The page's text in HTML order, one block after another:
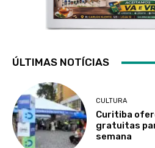
ÚLTIMAS NOTÍCIAS
CULTURA
Curitiba
gratuitas
semana